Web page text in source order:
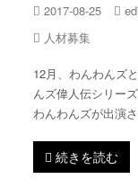
2017-08-25
人材募集
12月、わんわんズ
んズ偉人伝シリー
わんわんズが出演
続きを読む